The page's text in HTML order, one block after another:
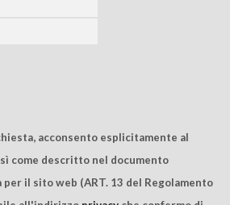
acconsento esplicitamente al
come descritto nel documento
il sito web (ART. 13 del Regolamento